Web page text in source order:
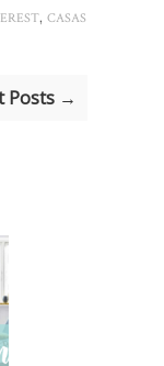
, CASAS
Posts →